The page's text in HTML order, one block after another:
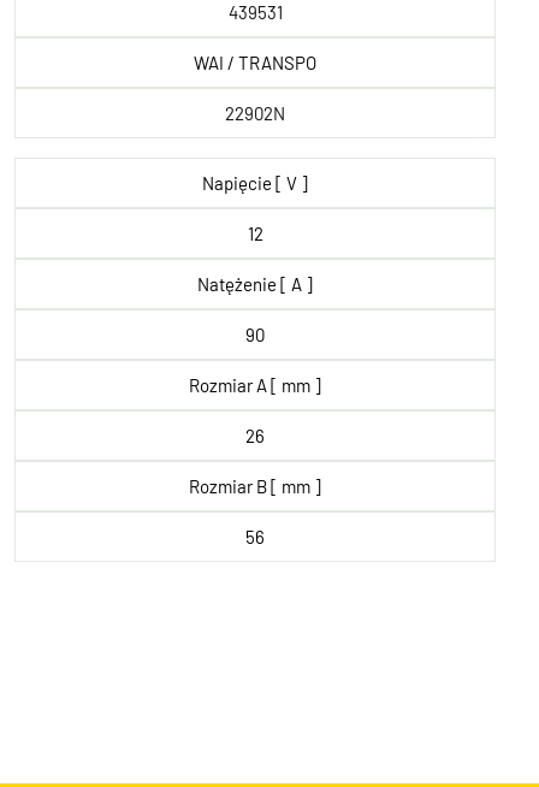
439531
WAI / TRANSPO
22902N
Napięcie [ V ]
12
Natężenie [ A ]
90
Rozmiar A [ mm ]
26
Rozmiar B [ mm ]
56